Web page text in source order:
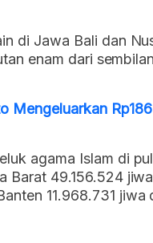
di Jawa Bali dan
enam dari
Mengeluarkan
agama Islam di
Barat 49.156.524
11.968.731